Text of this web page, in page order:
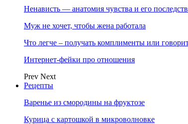
Ненависть — анатомия чувства и его
Муж не хочет, чтобы жена работала
Что легче – получать комплименты или
Интернет-фейки про отношения
Prev Next
Рецепты
Варенье из смородины на фруктозе
Курица с картошкой в микроволновке